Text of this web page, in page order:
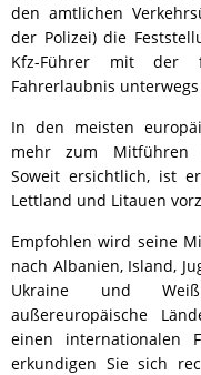
den amtlichen
der Polizei) die
Kfz-Führer mit der
Fahrerlaubnis
In den meisten
mehr zum Mitführen
Soweit ersichtlich, ist
Lettland und Litauen
Empfohlen wird seine
nach Albanien, Island,
Ukraine und
außereuropäische
einen internationalen
erkundigen Sie sich